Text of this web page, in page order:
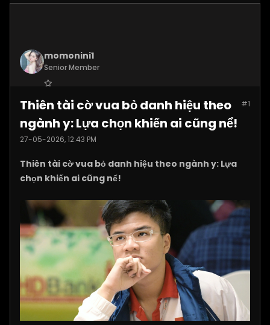
momonini1
Senior Member
Posts:5399 #1
Thiên tài cờ vua bỏ danh hiệu theo
ngành y: Lựa chọn khiến ai cũng nể!
27-05-2026, 12:43 PM
Thiên tài cờ vua bỏ danh hiệu theo ngành y: Lựa
chọn khiến ai cũng nể!